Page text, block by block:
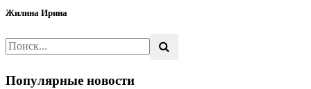
Жилина Ирина
Популярные новости